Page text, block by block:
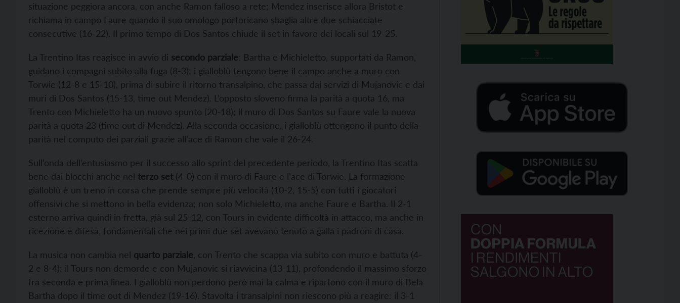
situazione peggiora ancora, con anche Ramon falloso a rete; Mendez inserisce allora Bristot e
richiama in campo Faure quando il suo omologo portoricano sbaglia altre due schiacciate
consecutive (16-22). Il primo tempo di Dos Santos chiude il set in favore dei locali sul 19-25.
La Trentino Itas reagisce in avvio di secondo parziale: Bartha e Michieletto, supportati da Ramon,
guidano i compagni subito alla fuga (8-3); i gialloblù tengono bene il campo anche a muro con
Torwie (12-8 e 15-10), prima di subire il ritorno transalpino, che passa dai servizi di Mujanovic e dai
muri di Dos Santos (15-13, time out Mendez). L’opposto sloveno firma la parità a quota 16, ma
Trento con Michieletto ha un nuovo spunto (20-18); il muro di Dos Santos su Faure vale la nuova
parità a quota 23 (time out di Mendez). Alla seconda occasione, i gialloblù ottengono il punto della
parità nel computo dei parziali grazie all’ace di Ramon che vale il 26-24.
Sull’onda dell’entusiasmo per il successo allo sprint del precedente periodo, la Trentino Itas scatta
bene dai blocchi anche nel terzo set(4-0) con il muro di Faure e l’ace di Torwie. La formazione
gialloblù è un treno in corsa che prende sempre più velocità (10-2, 15-5) con tutti i giocatori
offensivi che si mettono in bella evidenza; non solo Michieletto, ma anche Faure e Bartha. Il 2-1
esterno arriva quindi in fretta, già sul 25-12, con Tours in evidente difficoltà in attacco, ma anche in
ricezione e difesa, fondamentali che nei primi due set avevano tenuto a galla i padroni di casa.
La musica non cambia nel quarto parziale , con Trento che scappa via subito con muro e battuta (4-
2 e 8-4); il Tours non demorde e con Mujanovic si riavvicina (13-11), profondendo il massimo sforzo
fra seconda e prima linea. I gialloblù non perdono però mai la calma e ripartono con il muro di Bela
Bartha dopo il time out di Mendez (19-16). Stavolta i transalpini non riescono più a reagire: il 3-1